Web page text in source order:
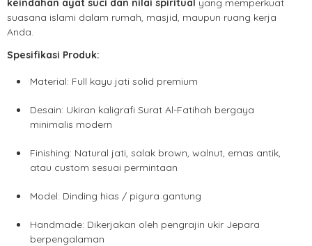
keindahan ayat suci dan nilai spiritual yang memperkuat
suasana islami dalam rumah, masjid, maupun ruang kerja
Anda.
Spesifikasi Produk:
Material: Full kayu jati solid premium
Desain: Ukiran kaligrafi Surat Al-Fatihah bergaya
minimalis modern
Finishing: Natural jati, salak brown, walnut, emas antik,
atau custom sesuai permintaan
Model: Dinding hias / pigura gantung
Handmade: Dikerjakan oleh pengrajin ukir Jepara
berpengalaman